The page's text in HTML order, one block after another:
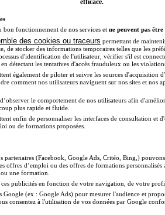
bon fonctionnement de nos services et ne peuvent pas être
des cookies ou traceurs permettant de
de stocker des informations temporaires telles que les
d'identification de l'utilisateur, vérifier s'il est
détectant les tentatives d'accès frauduleux ou les
également de piloter et suivre les sources d'acquisition
comment nos utilisateurs naviguent sur nos sites et nos
le comportement de nos utilisateurs afin
plus rapide et fluide.
enfin de personnaliser les interfaces de consultation et
ou de formations proposées.
partenaires (Facebook, Google Ads, Critéo, Bing,)
offres d’emploi ou des offres de formations
une formation.
ces publicités en fonction de votre navigation, de votre
Google (ex : Google Ads) pour mesurer l'audience et
consentez à l'utilisation de vos données par Google